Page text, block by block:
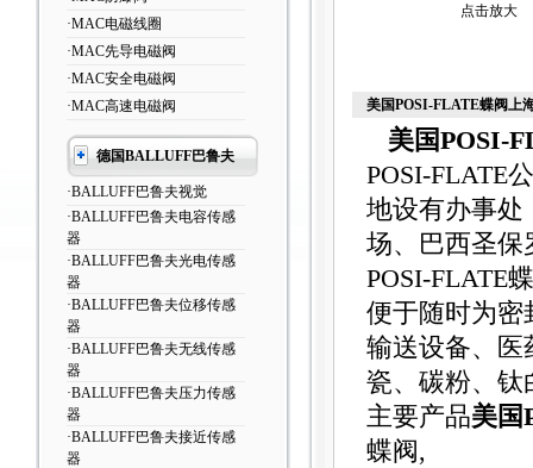
·MAC电磁线圈
·MAC先导电磁阀
·MAC安全电磁阀
·MAC高速电磁阀
德国BALLUFF巴鲁夫
·BALLUFF巴鲁夫视觉
·BALLUFF巴鲁夫电容传感
器
·BALLUFF巴鲁夫光电传感
器
·BALLUFF巴鲁夫位移传感
器
·BALLUFF巴鲁夫无线传感
器
·BALLUFF巴鲁夫压力传感
器
·BALLUFF巴鲁夫接近传感
器
点击放大
美国POSI-FLATE蝶阀上
美国POSI-
POSI-FLATE
地设有办事处
场、巴西圣保
POSI-FLATE
便于随时为密
输送设备、医
瓷、碳粉、钛
主要产品美国
蝶阀,